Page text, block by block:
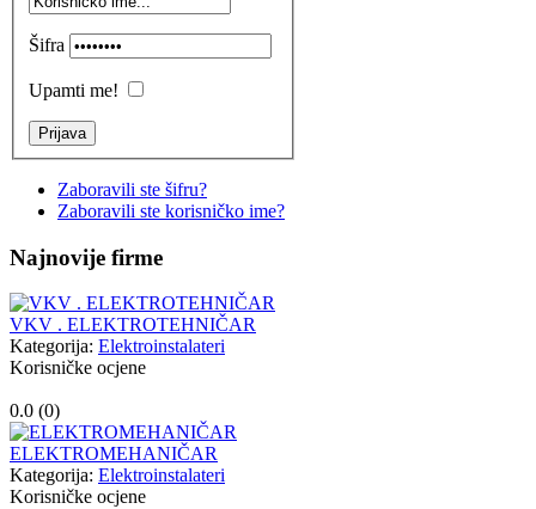
Šifra
Upamti me!
Zaboravili ste šifru?
Zaboravili ste korisničko ime?
Najnovije firme
VKV . ELEKTROTEHNIČAR
Kategorija: Elektroinstalateri
Korisničke ocjene
0.0 (0)
ELEKTROMEHANIČAR
Kategorija: Elektroinstalateri
Korisničke ocjene